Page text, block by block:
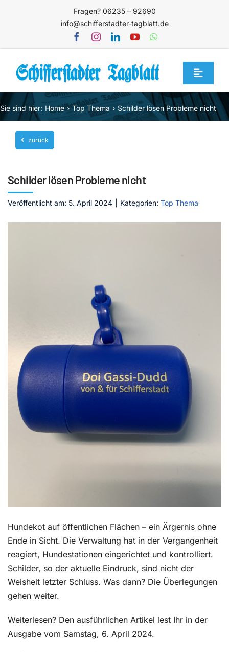
Fragen? 06235 – 92690
info@schifferstadter-tagblatt.de
Toggle
Home
Themen
Blog
Service
Mediathek
Jetzt abonnieren
Sie sind hier: Home Top Thema Schilder lösen Probleme nicht
zurück
Schilder lösen Probleme nicht
Veröffentlicht am: 5. April 2024 Kategorien: Top Thema
Hundekot auf öffentlichen Flächen – ein Ärgernis ohne
Ende in Sicht. Die Verwaltung hat in der Vergangenheit
reagiert, Hundestationen eingerichtet und kontrolliert.
Schilder, so der aktuelle Eindruck, sind nicht der
Weisheit letzter Schluss. Was dann? Die Überlegungen
gehen weiter.
Weiterlesen? Den ausführlichen Artikel lest Ihr in der
Ausgabe vom Samstag, 6. April 2024.